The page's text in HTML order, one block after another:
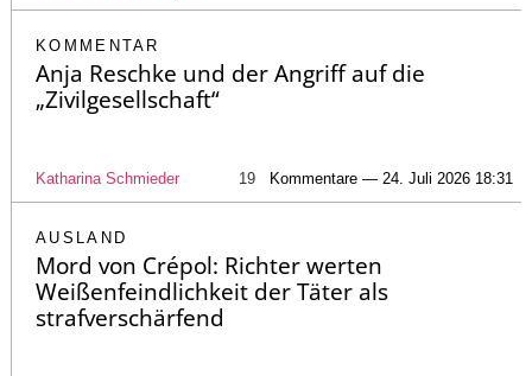
KOMMENTAR
Anja Reschke und der Angriff auf die
„Zivilgesellschaft“
Katharina Schmieder 19 Kommentare — 24. Juli 2026 18:31
AUSLAND
Mord von Crépol: Richter werten
Weißenfeindlichkeit der Täter als
strafverschärfend